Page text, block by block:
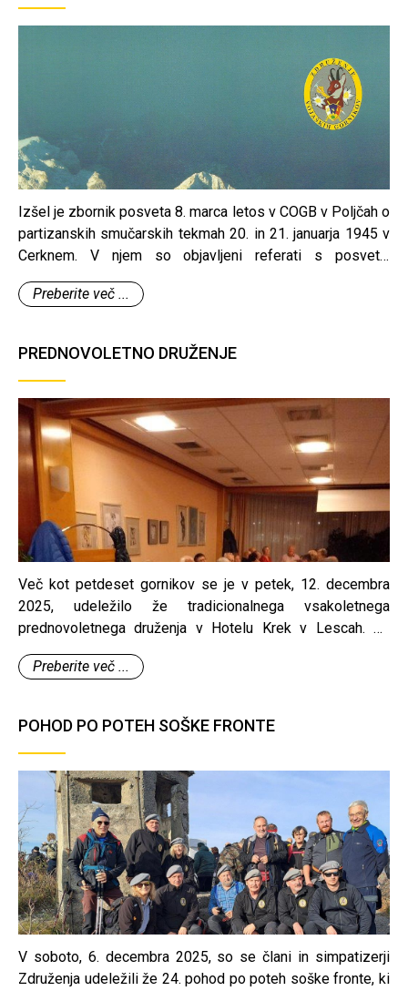
Izšel je zbornik posveta 8. marca letos v COGB v Poljčah o
partizanskih smučarskih tekmah 20. in 21. januarja 1945 v
Cerknem. V njem so objavljeni referati s posveta,
obogateni s slikovnim gradivom, z dodanimi prispevki
poznavalcev tekem iz leta 1945 in spominskih prireditev
Preberite več ...
PREDNOVOLETNO DRUŽENJE
Več kot petdeset gornikov se je v petek, 12. decembra
2025, udeležilo že tradicionalnega vsakoletnega
prednovoletnega druženja v Hotelu Krek v Lescah. Za
zabavni del s srečelovom pa je poskrbela Darja, ki je bila
tudi neutrudna organizatorka celotnega dogodka.
Preberite več ...
POHOD PO POTEH SOŠKE FRONTE
V soboto, 6. decembra 2025, so se člani in simpatizerji
Združenja udeležili že 24. pohod po poteh soške fronte, ki